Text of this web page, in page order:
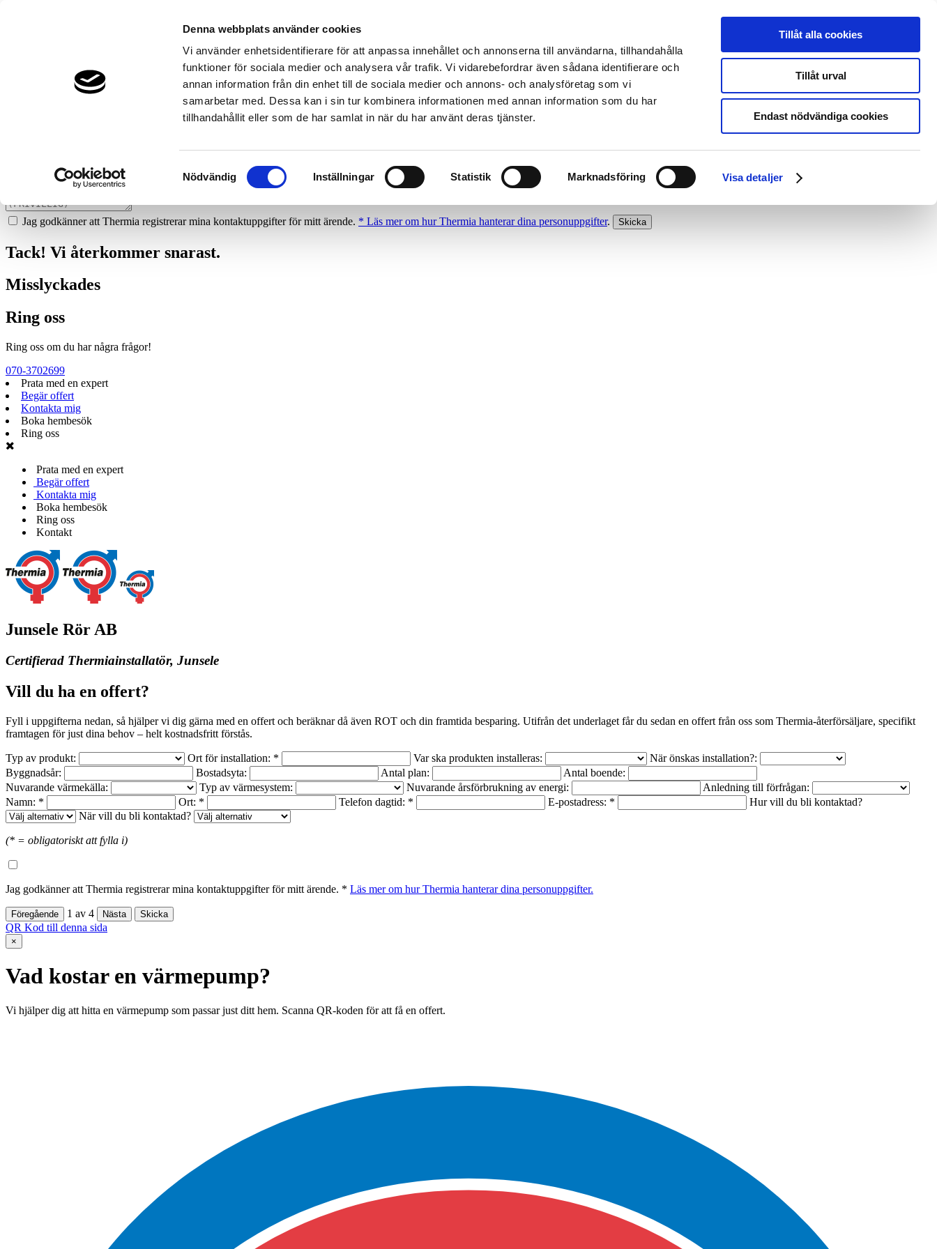
Denna webbplats använder cookies
Vi använder enhetsidentifierare för att anpassa innehållet och annonserna till användarna, tillhandahålla
funktioner för sociala medier och analysera vår trafik. Vi vidarebefordrar även sådana identifierare och
annan information från din enhet till de sociala medier och annons- och analysföretag som vi
samarbetar med. Dessa kan i sin tur kombinera informationen med annan information som du har
tillhandahållit eller som de har samlat in när du har använt deras tjänster.
Samtyckesval
Nödvändig Inställningar Statistik Marknadsföring Visa detaljer
Tillåt alla cookies
Tillåt urval
Endast nödvändiga cookies
Vi ger dig gärna goda råd - helt kostnadsfritt.
Vi hjälper dig att räkna ut mycket du kan spara med en värmepump!
Jag godkänner att Thermia registrerar mina kontaktuppgifter för mitt ärende. * Läs mer om hur Thermia hanterar dina personuppgifter.
Tack! Vi återkommer snarast.
Misslyckades
Ring oss
Ring oss om du har några frågor!
070-3702699
Prata med en expert
Begär offert
Kontakta mig
Boka hembesök
Ring oss
Prata med en expert
Begär offert
Kontakta mig
Boka hembesök
Ring oss
Kontakt
Junsele Rör AB
Certifierad Thermiainstallatör, Junsele
Vill du ha en offert?
Fyll i uppgifterna nedan, så hjälper vi dig gärna med en offert och beräknar då även ROT och din framtida besparing. Utifrån det underlaget får du sedan en offert från oss som Thermia-återförsäljare, specifikt
framtagen för just dina behov – helt kostnadsfritt förstås.
Typ av produkt: Ort för installation: * Var ska produkten installeras:
När önskas installation?:
Byggnadsår:
Bostadsyta: Antal plan:
Antal boende:
Nuvarande värmekälla:
Typ av värmesystem: Nuvarande årsförbrukning av energi:
Anledning till förfrågan:
Namn: *
Ort: * Telefon dagtid: * E-postadress: *
Hur vill du bli kontaktad?
När vill du bli kontaktad?
(* = obligatoriskt att fylla i)
Jag godkänner att Thermia registrerar mina kontaktuppgifter för mitt ärende. * Läs mer om hur Thermia hanterar dina personuppgifter.
1 av 4
QR Kod till denna sida
×
Vad kostar en värmepump?
Vi hjälper dig att hitta en värmepump som passar just ditt hem. Scanna QR-koden för att få en offert.